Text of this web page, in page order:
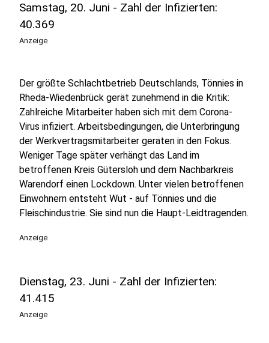
Samstag, 20. Juni - Zahl der Infizierten:
40.369
Anzeige
Der größte Schlachtbetrieb Deutschlands, Tönnies in
Rheda-Wiedenbrück gerät zunehmend in die Kritik:
Zahlreiche Mitarbeiter haben sich mit dem Corona-
Virus infiziert. Arbeitsbedingungen, die Unterbringung
der Werkvertragsmitarbeiter geraten in den Fokus.
Weniger Tage später verhängt das Land im
betroffenen Kreis Gütersloh und dem Nachbarkreis
Warendorf einen Lockdown. Unter vielen betroffenen
Einwohnern entsteht Wut - auf Tönnies und die
Fleischindustrie. Sie sind nun die Haupt-Leidtragenden.
Anzeige
Dienstag, 23. Juni - Zahl der Infizierten:
41.415
Anzeige